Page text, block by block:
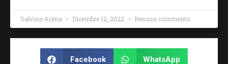
Salvino Arena Dicembre 12, 2022 Nessun commento
Facebook WhatsApp